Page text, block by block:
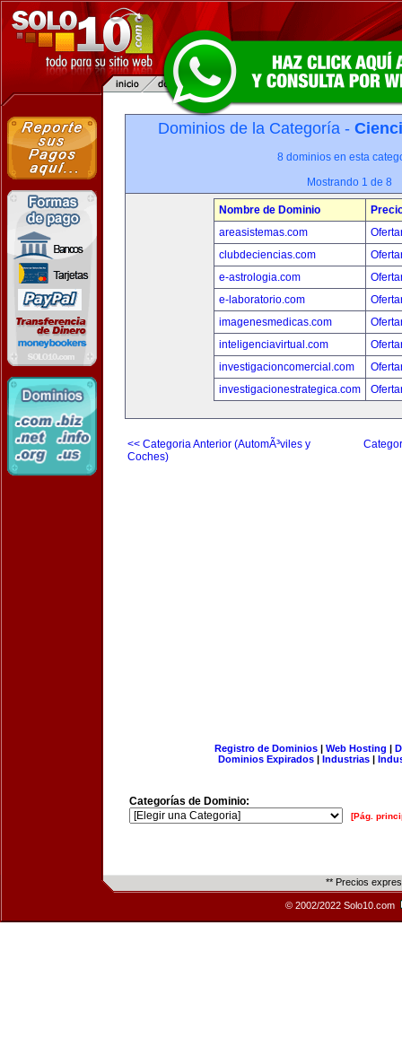
Dominios de la Categoría -
8 dominios en esta
Mostrando 1 de 8
Nombre de Dominio
areasistemas.com
clubdeciencias.com
e-astrologia.com
e-laboratorio.com
imagenesmedicas.com
inteligenciavirtual.com
investigacioncomercial.com
investigacionestrategica.com
<< Categoria Anterior (AutomÃ³viles y
Coches)
Registro de Dominios| Web Hosting |
Dominios Expirados | Industrias |
Categorías de Dominio:
[Pág.
** Precios
© 2002/2022 Solo10.com